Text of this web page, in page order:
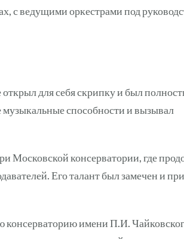
с ведущими оркестрами под
для себя скрипку и был
способности и вызывал
Московской консерватории, где
Его талант был замечен и
имени П.И.